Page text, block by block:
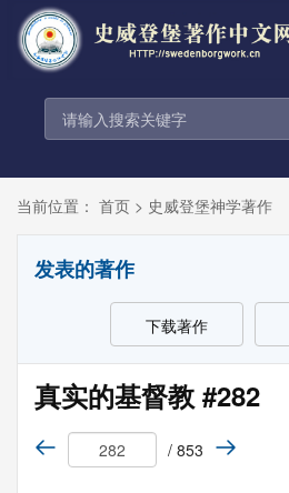
当前位置： 首页 > 史威登堡神学著作
发表的著作
下载著作
真实的基督教 #282
/ 853